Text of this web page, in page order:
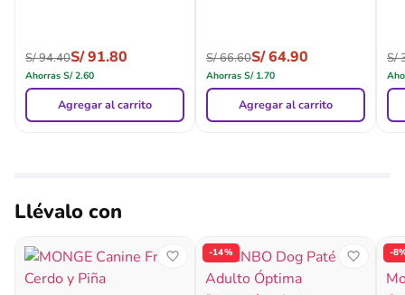
S/94.40S/91.80
Ahorras S/2.60
Agregar al carrito
S/66.60S/64.90
Ahorras S/1.70
Agregar al carrito
S/
Llévalo con
-14% -